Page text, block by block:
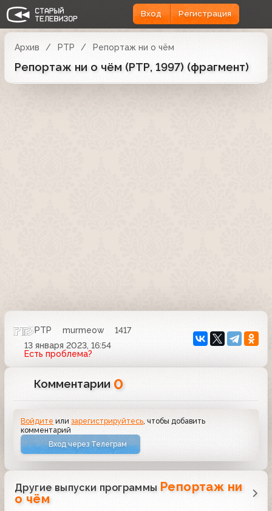
Вход Регистрация
Архив РТР Репортаж ни о чём
Репортаж ни о чём (РТР, 1997) (фрагмент)
РТР murmeow
1417
13 января 2023, 16:54
Есть проблема?
Комментарии 0
Войдите илизарегистрируйтесь , чтобы добавить
комментарий
Вход через Телеграм
Другие выпуски программы Репортаж ни
о чём